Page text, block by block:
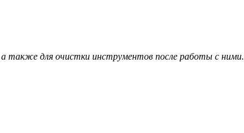
а также для очистки инструментов после работы с ними.